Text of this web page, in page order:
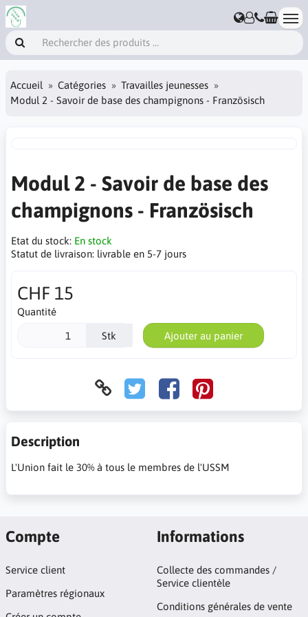
Accueil Catégories
Travailles jeunesses
Modul 2 - Savoir de base des champignons - Französisch
Modul 2 - Savoir de base des
champignons - Französisch
Etat du stock: En stock
Statut de livraison: livrable en 5-7 jours
CHF 15
Quantité
Stk Ajouter au panier
Description
L'Union fait le 30% à tous le membres de l'USSM
Compte
Service client
Paramètres régionaux
Informations
Collecte des commandes /
Service clientèle
Conditions générales de vente